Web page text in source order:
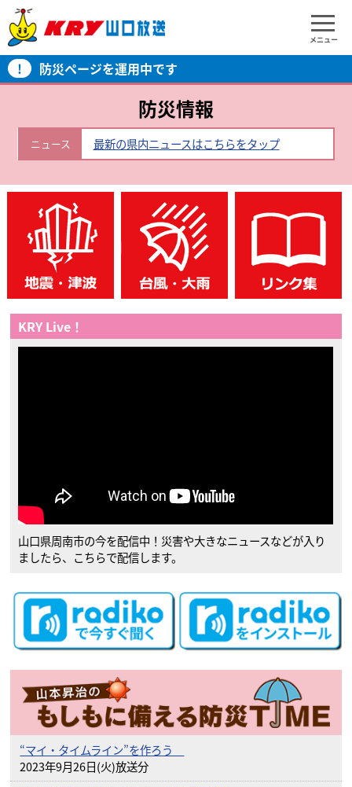
メニュー
! 防災ページを運用中です
防災情報
ニュース 最新の県内ニュースはこちらをタップ
KRY Live！
山口県周南市の今を配信中！災害や大きなニュースなどが入り
ましたら、こちらで配信します。
“マイ・タイムライン”を作ろう
2023年9月26日(火)放送分